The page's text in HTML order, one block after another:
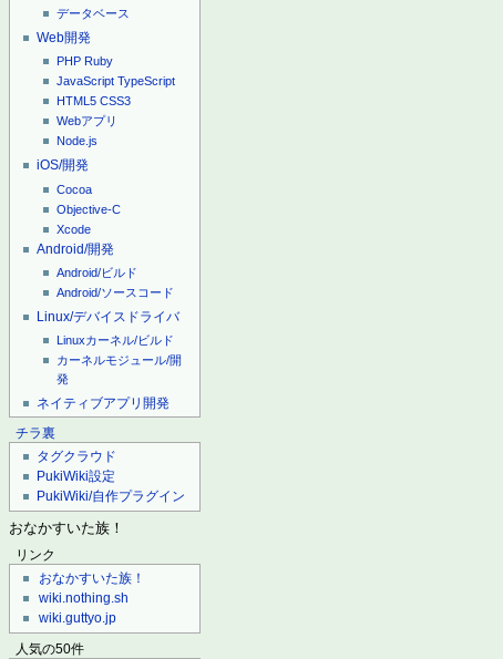
データベース
Web開発
PHP Ruby
JavaScript TypeScript
HTML5 CSS3
Webアプリ
Node.js
iOS/開発
Cocoa
Objective-C
Xcode
Android/開発
Android/ビルド
Android/ソースコード
Linux/デバイスドライバ
Linuxカーネル/ビルド
カーネルモジュール/開
発
ネイティブアプリ開発
チラ裏
タグクラウド
PukiWiki設定
PukiWiki/自作プラグイン
おなかすいた族！
リンク
おなかすいた族！
wiki.nothing.sh
wiki.guttyo.jp
人気の50件